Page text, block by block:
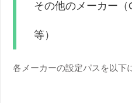
その他のメーカー
等）
各メーカーの設定パスを以下